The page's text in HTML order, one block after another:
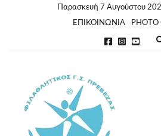
Παρασκευή 7 Αυγούστου
ΕΠΙΚΟΙΝΩΝΙΑ
PHOTO